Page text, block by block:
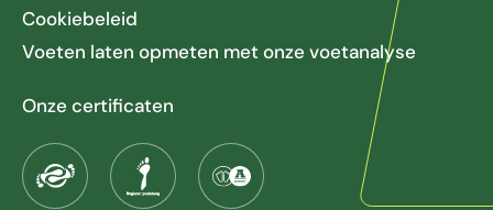
Cookiebeleid
Voeten laten opmeten met onze voetanalyse
Onze certificaten